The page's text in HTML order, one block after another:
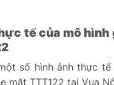
tế của mô hình
số hình ảnh thực tế
mặt TTT122 tại Vua